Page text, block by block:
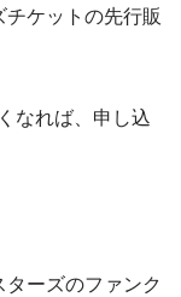
ケットの先行販
なれば、申し込
ーズのファンク